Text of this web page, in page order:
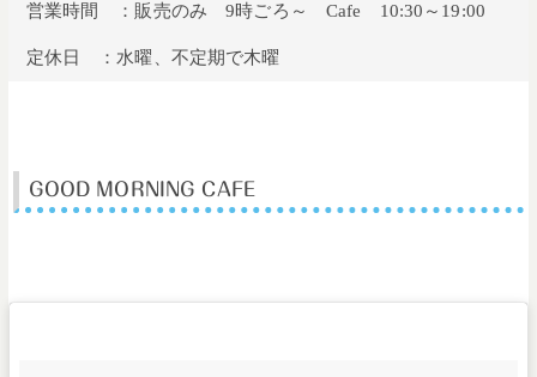
営業時間 ：販売のみ 9時ごろ～ Cafe 10:30～19:00
定休日 ：水曜、不定期で木曜
GOOD MORNING CAFE